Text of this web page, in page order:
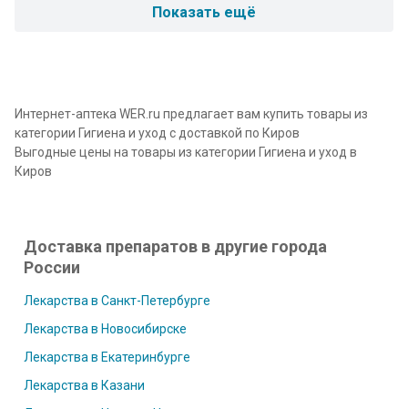
Показать ещё
Интернет-аптека WER.ru предлагает вам купить товары из
категории Гигиена и уход с доставкой по Киров
Выгодные цены на товары из категории Гигиена и уход в
Киров
Доставка препаратов в другие города
России
Лекарства в Санкт-Петербурге
Лекарства в Новосибирске
Лекарства в Екатеринбурге
Лекарства в Казани